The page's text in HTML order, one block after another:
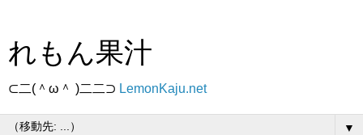
れもん果汁
⊂二(＾ω＾ )二二⊃ LemonKaju.net
▼